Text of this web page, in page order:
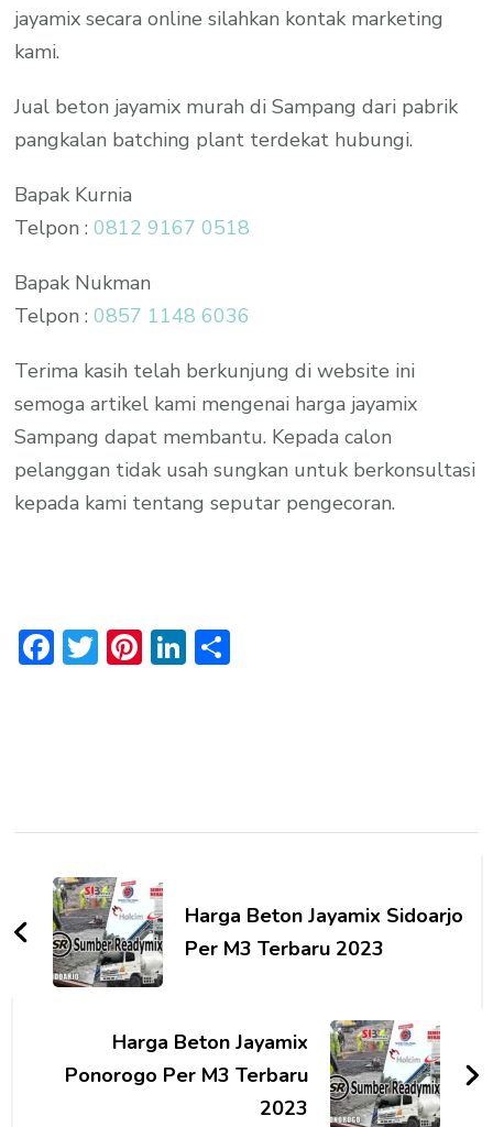
jayamix secara online silahkan kontak marketing
kami.
Jual beton jayamix murah di Sampang dari pabrik
pangkalan batching plant terdekat hubungi.
Bapak Kurnia
Telpon :0812 9167 0518
Bapak Nukman
Telpon :0857 1148 6036
Terima kasih telah berkunjung di website ini
semoga artikel kami mengenai harga jayamix
Sampang dapat membantu. Kepada calon
pelanggan tidak usah sungkan untuk berkonsultasi
kepada kami tentang seputar pengecoran.
Facebook
Twitter
Pinterest
LinkedIn
NavigationHarga Beton Jayamix Sidoarjo
Per M3 Terbaru 2023
Harga Beton Jayamix
Ponorogo Per M3 Terbaru
2023